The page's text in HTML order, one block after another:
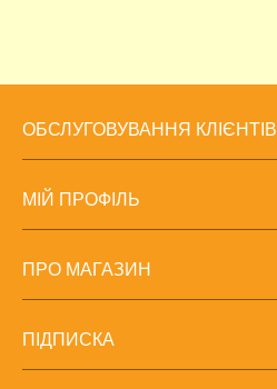
ОБСЛУГОВУВАННЯ КЛІЄНТІВ
МІЙ ПРОФІЛЬ
ПРО МАГАЗИН
ПІДПИСКА